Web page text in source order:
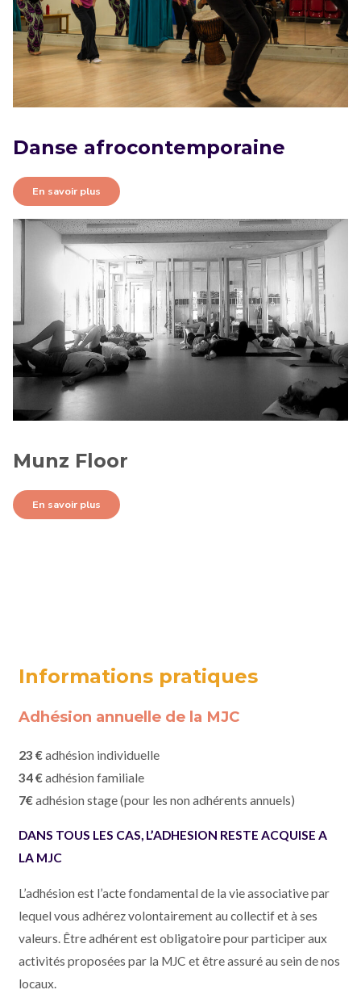
Danse afrocontemporaine
En savoir plus
Munz Floor
En savoir plus
Informations pratiques
Adhésion annuelle de la MJC
23 €adhésion individuelle
34 €adhésion familiale
7€adhésion stage (pour les non adhérents annuels)
DANS TOUS LES CAS, L’ADHESION RESTE ACQUISE A
LA MJC
L’adhésion est l’acte fondamental de la vie associative par
lequel vous adhérez volontairement au collectif et à ses
valeurs. Être adhérent est obligatoire pour participer aux
activités proposées par la MJC et être assuré au sein de nos
locaux.